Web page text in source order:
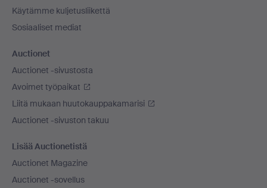
Käytämme kuljetusliikettä
Sosiaaliset mediat
Auctionet
Auctionet -sivustosta
Avoimet työpaikat
Liitä mukaan huutokauppakamarisi
Auctionet -sivuston takuu
Lisää Auctionetistä
Auctionet Magazine
Auctionet -sovellus